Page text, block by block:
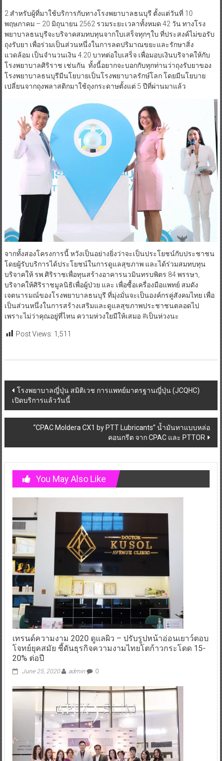
2.สำหรับผู้ที่มาใช้บริการกับทางโรงพยาบาลธนบุรี ตั้งแต่วันที่ 10
พฤษภาคม – 20 มิถุนายน 2562 รวมระยะเวลาทั้งหมด 42 วัน ทางโรง
พยาบาลธนบุรีจะบริจาคสมทบทุนจากใบเสร็จทุกๆใบ ที่ประสงค์ไม่ขอรับ
ถุงรับยา เพื่อร่วมเป็นส่วนหนึ่งในการลดปริมาณขยะและรักษาสิ่ง
แวดล้อม เป็นจำนวนเงิน 4.20 บาทต่อใบเสร็จ เพื่อมอบเงินบริจาคให้กับ
โรงพยาบาลศิริราช เช่นกัน ทั้งนี้อยากจะบอกกับทุกท่านว่าถุงรับยาของ
โรงพยาบาลธนบุรีมีนโยบายเป็นโรงพยาบาลรักษ์โลก โดยมีนโยบาย
เปลี่ยนจากถุงพลาสติกมาใช้ถุงกระดาษตั้งแต่ 5 ปีที่ผ่านมาแล้ว
จากทั้งสองโครงการนี้ หวังเป็นอย่างยิ่งว่าจะเป็นประโยชน์กับประชาชน
โดยผู้รับบริการได้ประโยชน์ในการดูแลสุขภาพ และได้ร่วมสมทบทุน
บริจาคให้ รพ.ศิริราชเพื่อทุนสร้างอาคารนวมินทรบพิตร 84 พรรษา,
บริจาคให้ศิริราชมูลนิธิเพื่อผู้ป่วย และ เพื่อซื้อเครื่องมือแพทย์ สมดัง
เจตนารมณ์ของโรงพยาบาลธนบุรี ที่มุ่งมั่นจะเป็นองค์กรคู่สังคมไทย เพื่อ
เป็นส่วนหนึ่งในการสร้างเสริมและดูแลสุขภาพประชาชนตลอดไป
เพราะไม่ว่าคุณอยู่ที่ไหน ความห่วงใยมีให้เสมอ #เป็นห่วงนะ
Post Views: 1,511
Post
navigation
โรงพยาบาลญี่ปุ่น สมิติเวช การแพทย์มาตรฐานญี่ปุ่น (JCQHC)
เปิดบริการแล้ววันนี้
“CPAC Moldera CX1 by PTT Lubricants” น้ำมันทาแบบหล่อ
คอนกรีต จาก CPAC และ PTTOR
You May Also Like
เทรนด์ความงาม 2020 ดูแลผิว – ปรับรูปหน้าอ่อนเยาว์ตอบ
โจทย์ยุคสมัย ชี้ดันธุรกิจความงามไทยโตก้าวกระโดด 15-
20% ต่อปี
June 25, 2020 admin 0